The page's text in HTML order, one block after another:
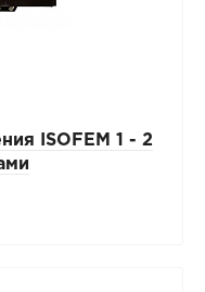
ISOFEM 1 - 2